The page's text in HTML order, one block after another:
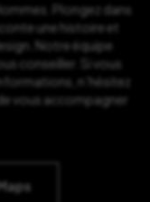
Plongez dans
une histoire et
Notre équipe
conseiller. Si vous
n’hésitez
vous accompagner